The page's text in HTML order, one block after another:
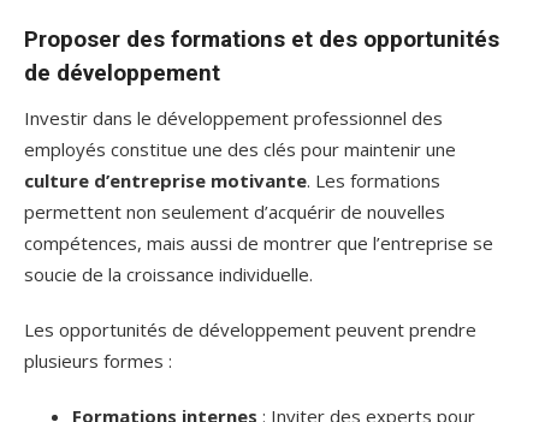
Proposer des formations et des opportunités
de développement
Investir dans le développement professionnel des
employés constitue une des clés pour maintenir une
culture d’entreprise motivante. Les formations
permettent non seulement d’acquérir de nouvelles
compétences, mais aussi de montrer que l’entreprise se
soucie de la croissance individuelle.
Les opportunités de développement peuvent prendre
plusieurs formes :
Formations internes : Inviter des experts pour